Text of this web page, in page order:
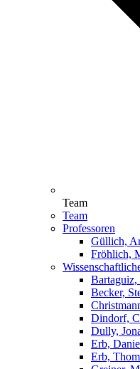
Team
Team
Professoren
Güllich,
Fröhlich,
Bartaguiz,
Becker,
Dindorf,
Dully,
Erb,
Erb,